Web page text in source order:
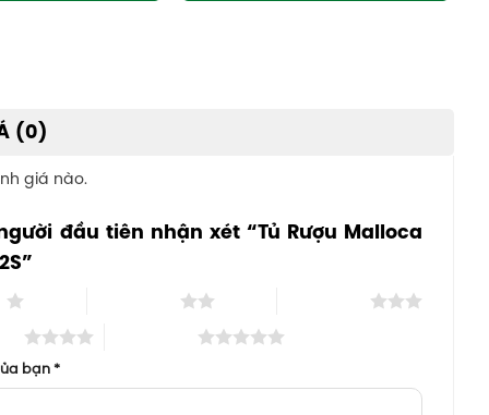
(0)
giá nào.
đầu tiên nhận xét “Tủ Rượu Malloca
bạn*